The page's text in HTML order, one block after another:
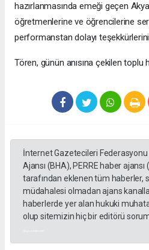
hazırlanmasında emeği geçen
öğretmenlerine ve öğrencilerine
performanstan dolayı
​Tören, günün anısına çekilen toplu
İnternet Gazetecileri Federasyonu
Ajansı (BHA), PERRE haber
tarafından eklenen tüm haberler,
müdahalesi olmadan ajans
haberlerde yer alan hukuki
olup sitemizin hiç bir editörü